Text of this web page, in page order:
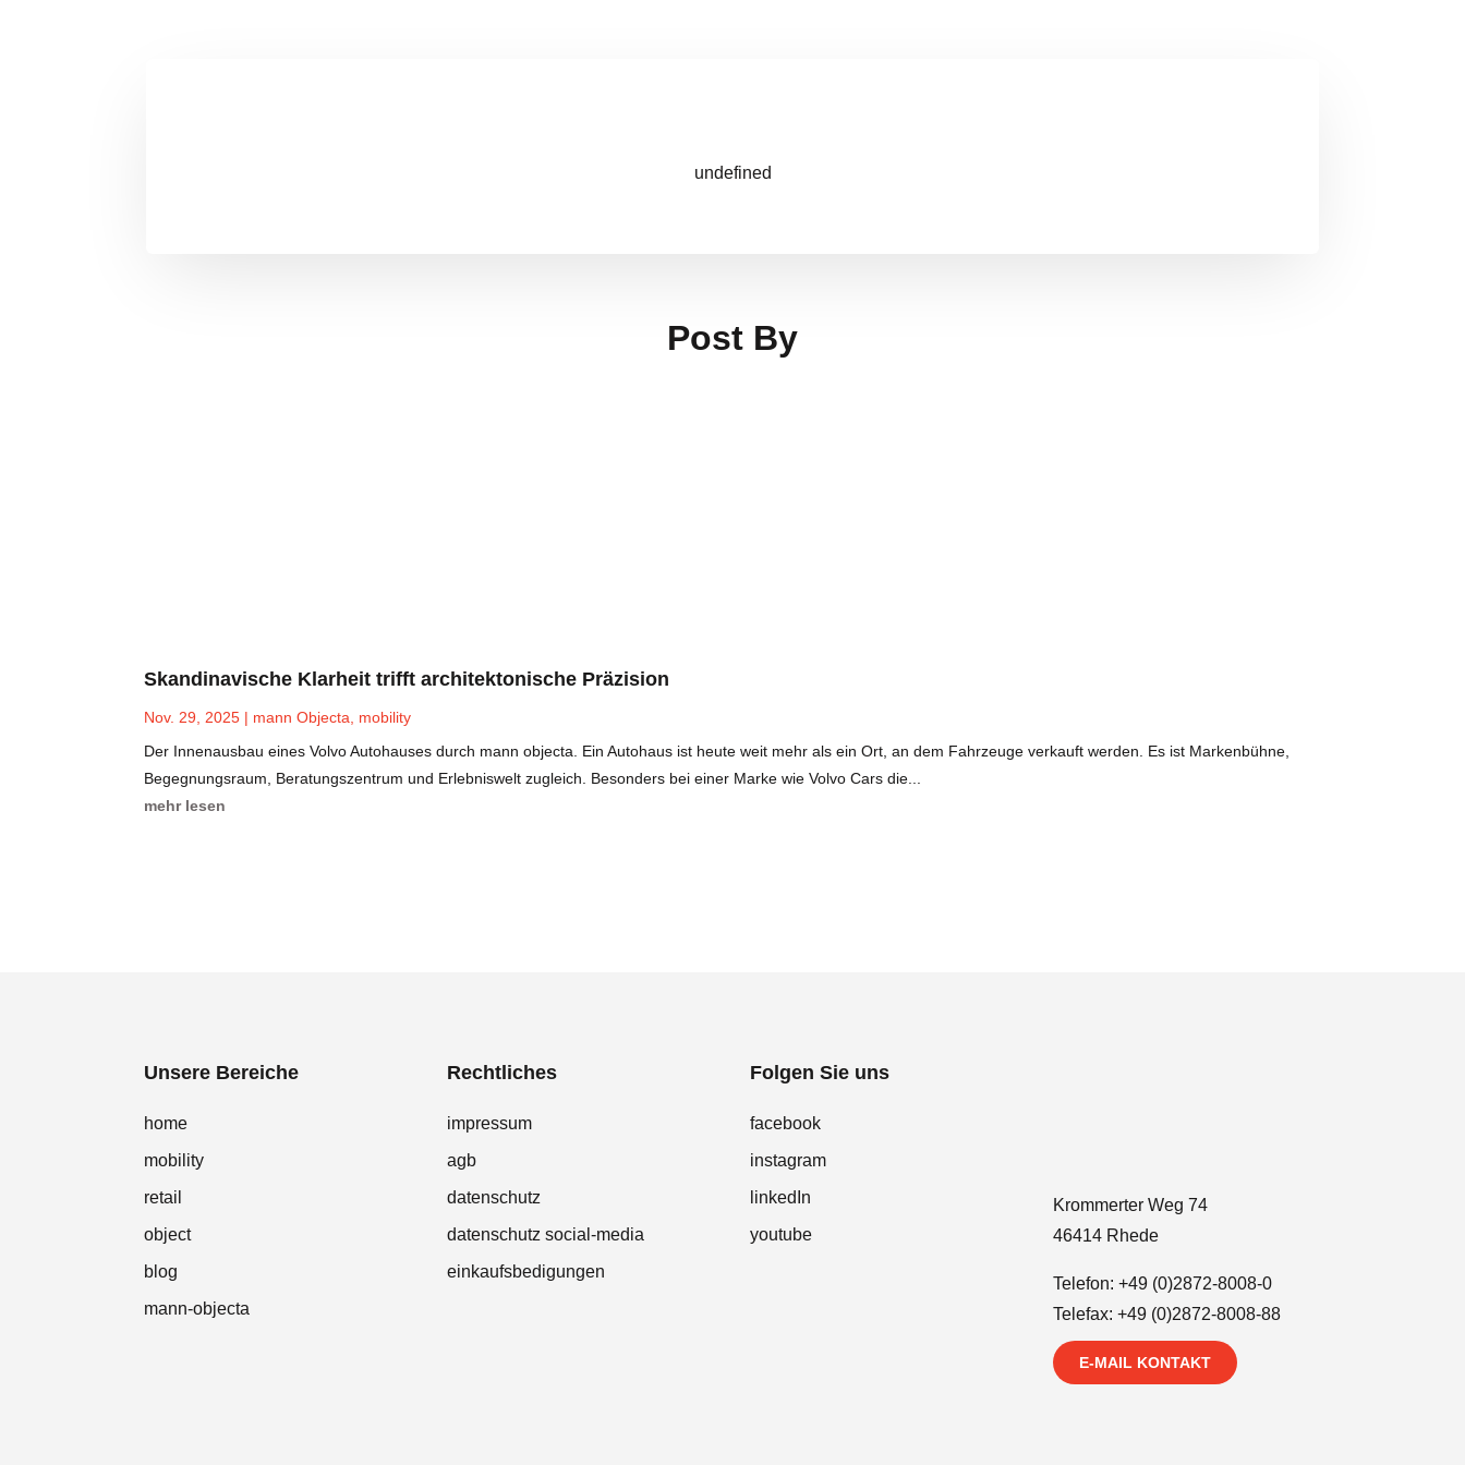
undefined
Post By
Skandinavische Klarheit trifft architektonische Präzision
Nov. 29, 2025 | mann Objecta
mobility
Der Innenausbau eines Volvo Autohauses durch mann objecta. Ein Autohaus ist heute weit mehr als ein Ort, an dem Fahrzeuge verkauft werden. Es ist Markenbühne,
Begegnungsraum, Beratungszentrum und Erlebniswelt zugleich. Besonders bei einer Marke wie Volvo Cars die...
mehr lesen
Unsere Bereiche
home
mobility
retail
object
blog
mann-objecta
Rechtliches
impressum
agb
datenschutz
datenschutz social-media
einkaufsbedigungen
Folgen Sie uns
facebook
instagram
linkedIn
youtube
Krommerter Weg 74
46414 Rhede
Telefon:+49 (0)2872-8008-0
Telefax: +49 (0)2872-8008-88
E-MAIL KONTAKT